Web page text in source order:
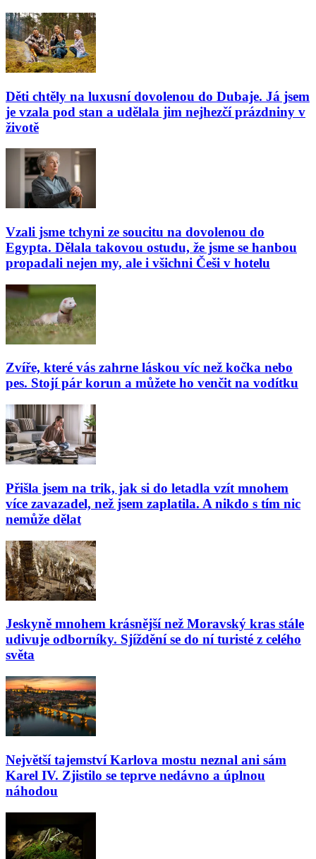
Děti chtěly na luxusní dovolenou do Dubaje. Já jsem
je vzala pod stan a udělala jim nejhezčí prázdniny v
životě
Vzali jsme tchyni ze soucitu na dovolenou do
Egypta. Dělala takovou ostudu, že jsme se hanbou
propadali nejen my, ale i všichni Češi v hotelu
Zvíře, které vás zahrne láskou víc než kočka nebo
pes. Stojí pár korun a můžete ho venčit na vodítku
Přišla jsem na trik, jak si do letadla vzít mnohem
více zavazadel, než jsem zaplatila. A nikdo s tím nic
nemůže dělat
Jeskyně mnohem krásnější než Moravský kras stále
udivuje odborníky. Sjíždění se do ní turisté z celého
světa
Největší tajemství Karlova mostu neznal ani sám
Karel IV. Zjistilo se teprve nedávno a úplnou
náhodou